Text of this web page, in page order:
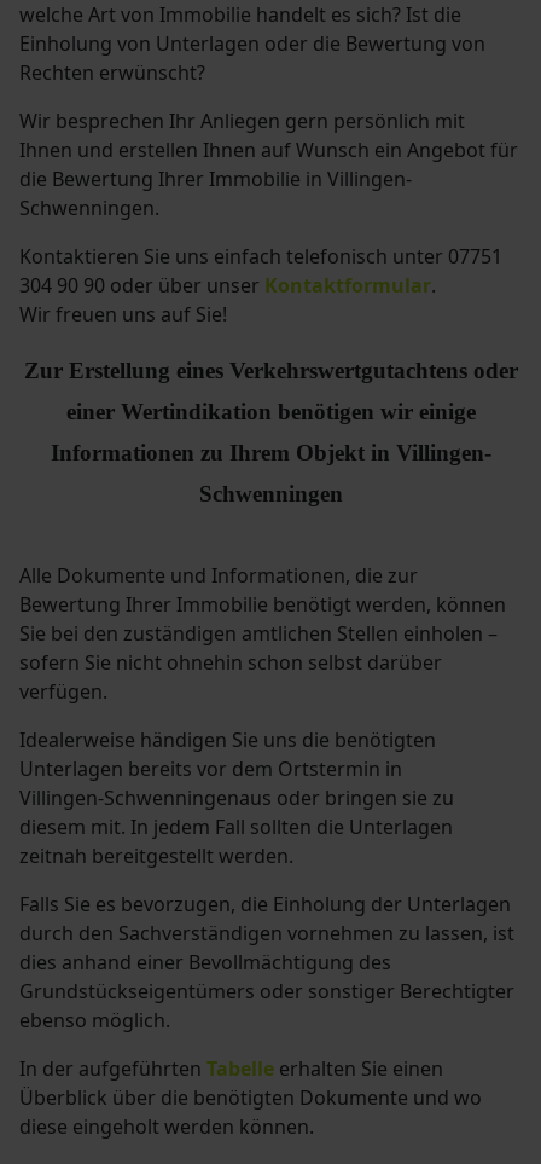
welche Art von Immobilie handelt es sich? Ist die
Einholung von Unterlagen oder die Bewertung von
Rechten erwünscht?
Wir besprechen Ihr Anliegen gern persönlich mit
Ihnen und erstellen Ihnen auf Wunsch ein Angebot für
die Bewertung Ihrer Immobilie in Villingen-
Schwenningen.
Kontaktieren Sie uns einfach telefonisch unter 07751
304 90 90 oder über unser Kontaktformular.
Wir freuen uns auf Sie!
Zur Erstellung eines Verkehrswertgutachtens oder
einer Wertindikation benötigen wir einige
Informationen zu Ihrem Objekt in Villingen-
Schwenningen
Alle Dokumente und Informationen, die zur
Bewertung Ihrer Immobilie benötigt werden, können
Sie bei den zuständigen amtlichen Stellen einholen –
sofern Sie nicht ohnehin schon selbst darüber
verfügen.
Idealerweise händigen Sie uns die benötigten
Unterlagen bereits vor dem Ortstermin in
Villingen-Schwenningenaus oder bringen sie zu
diesem mit. In jedem Fall sollten die Unterlagen
zeitnah bereitgestellt werden.
Falls Sie es bevorzugen, die Einholung der Unterlagen
durch den Sachverständigen vornehmen zu lassen, ist
dies anhand einer Bevollmächtigung des
Grundstückseigentümers oder sonstiger Berechtigter
ebenso möglich.
In der aufgeführtenTabelle erhalten Sie einen
Überblick über die benötigten Dokumente und wo
diese eingeholt werden können.